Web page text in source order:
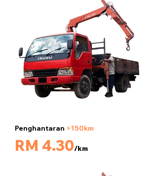
Penghantaran >150km
RM 4.30/km